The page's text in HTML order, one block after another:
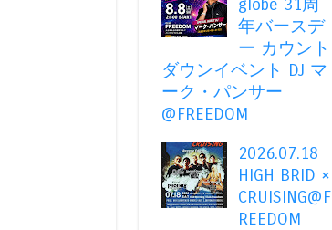
globe 31周
年バースデ
ー カウント
ダウンイベント DJ マ
ーク・パンサー
@FREEDOM
2026.07.18
HIGH BRID ×
CRUISING@F
REEDOM